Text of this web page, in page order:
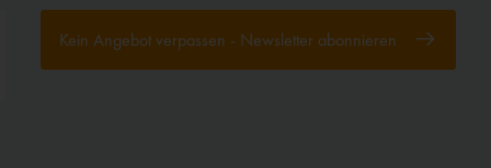
Kein Angebot verpassen - Newsletter abonnieren